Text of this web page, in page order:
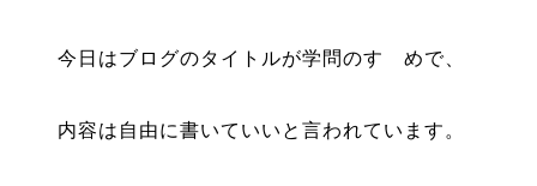
今日はブログのタイトルが学問のすゝめで、
内容は自由に書いていいと言われています。